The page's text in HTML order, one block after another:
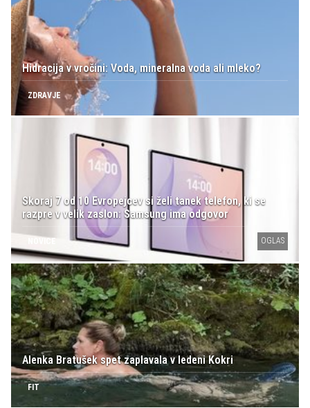
Hidracija v vročini: Voda, mineralna voda ali mleko?
ZDRAVJE
Skoraj 7 od 10 Evropejcev si želi tanek telefon, ki se
razpre v velik zaslon: Samsung ima odgovor
OGLAS
Alenka Bratušek spet zaplavala v ledeni Kokri
FIT